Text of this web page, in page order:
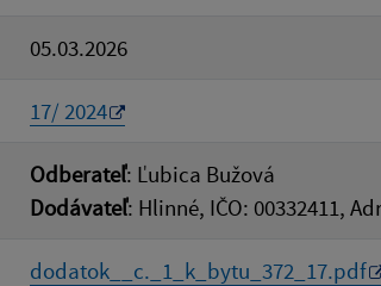
05.03.2026
17/ 2024
Odberateľ: Ľubica Bužová
Dodávateľ: Hlinné, IČO: 00332411,
dodatok__c._1_k_bytu_372_17.pdf